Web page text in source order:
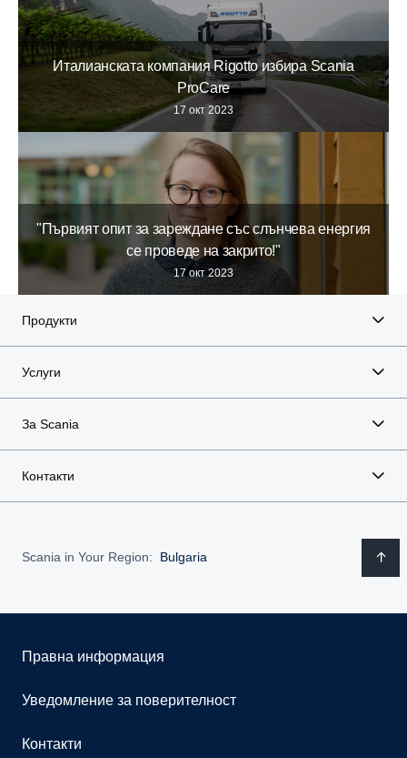
Италианската компания Rigotto избира Scania
ProCare
17 окт 2023
"Първият опит за зареждане със слънчева енергия
се проведе на закрито!"
17 окт 2023
Продукти
Услуги
За Scania
Контакти
Scania in Your Region: Bulgaria
Правна информация
Уведомление за поверителност
Контакти